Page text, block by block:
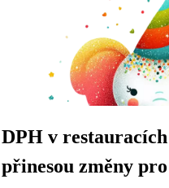
DPH v
přinesou změny